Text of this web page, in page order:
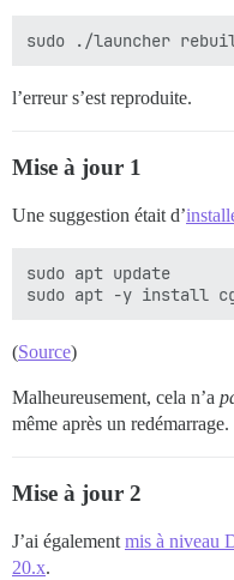
l’erreur s’est reproduite.
Mise à jour 1
Une suggestion était d’
sudo apt update
(Source)
Malheureusement, cela n’a
même après un redémarrage.
Mise à jour 2
J’ai également mis à niveau
20.x.